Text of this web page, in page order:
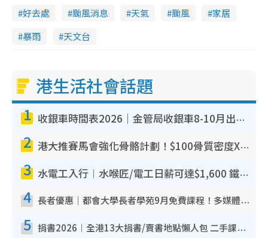
好去處 颱風消息 天氣 颱風
家居
暴雨
天文台
港生活社會話題
1 收銀車時間表2026｜金管局收銀車8-10月出沒地點+時間！無須手續費！硬幣免費轉現鈔或增值至八達通
2 港大推賽馬會強化骨骼計劃！$100骨質密度X光檢查 完成免費運動訓練送超市禮券！附參加資格
3 水電工入行︱水喉匠/電工日薪可達$1,600 鐵飯碗職業難被AI取代！附薪酬參考＋入行考牌途徑
4 長者優惠｜都會大學長者學苑9月免費課程！多媒體/微電影創作/網絡安全 附報名方法教學
5 捐書2026︱全港13大捐書/賣書地點懶人包 二手課本最高$150＋舊書換免費咖啡/戲票